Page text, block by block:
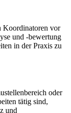
Koordinatoren vor
und -bewertung
in der Praxis zu
oder
tätig sind,
und